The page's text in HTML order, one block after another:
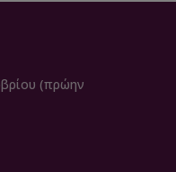
(πρώην